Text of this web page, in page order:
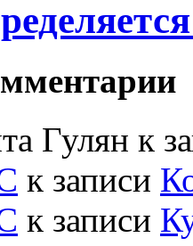
Гулян к
к записи
к записи